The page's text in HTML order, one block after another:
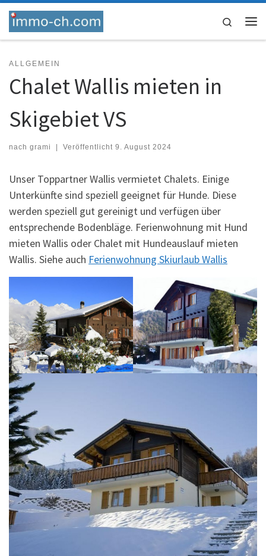
Skip to content
Search
ALLGEMEIN
Chalet Wallis mieten in
Skigebiet VS
nach grami Veröffentlicht 9. August 2024
Unser Toppartner Wallis vermietet Chalets. Einige
Unterkünfte sind speziell geeignet für Hunde. Diese
werden speziell gut gereinigt und verfügen über
entsprechende Bodenbläge. Ferienwohnung mit Hund
mieten Wallis oder Chalet mit Hundeauslauf mieten
Wallis. Siehe auch Ferienwohnung Skiurlaub Wallis